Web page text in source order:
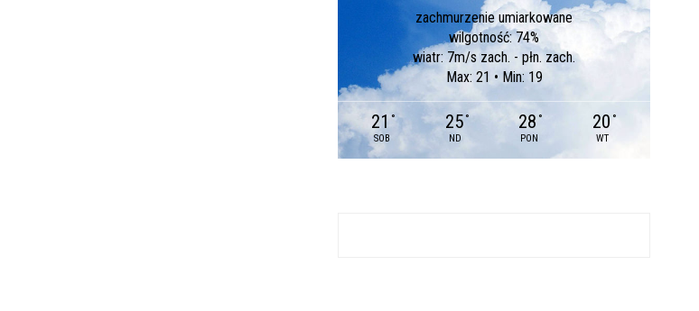
zachmurzenie umiarkowane
wilgotność: 74%
wiatr: 7m/s zach. - płn. zach.
Max: 21 • Min: 19
21 °
SOB
25 °
ND
28 °
PON
20 °
WT